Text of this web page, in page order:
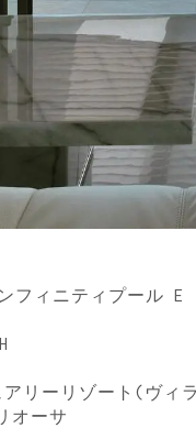
フィニティプール E
リーリゾート(ヴィ
オーサ